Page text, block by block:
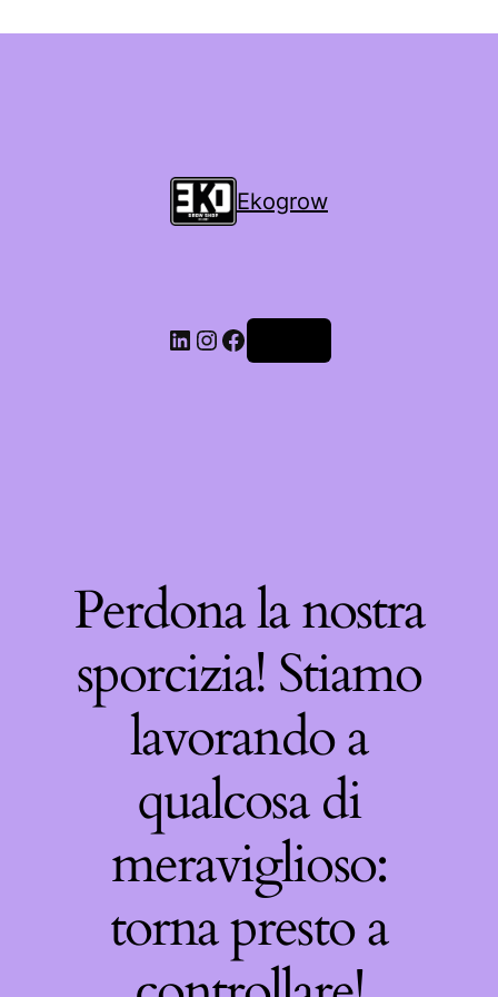
Ekogrow
Perdona la nostra
sporcizia! Stiamo
lavorando a
qualcosa di
meraviglioso:
torna presto a